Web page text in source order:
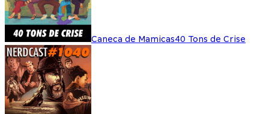
Caneca de Mamicas40 Tons de Crise